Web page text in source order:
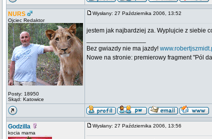
NURS
Ojciec Redaktor
Posty: 18950
Skąd: Katowice
Wysłany: 27 Października 2006, 13:52
jestem jak najbardziej za. Wyplujcie z siebie
Bez gwiazdy nie ma jazdy!
Nowe na stronie: premierowy fragment "Pól
Godzilla
kocia mama
Wysłany: 27 Października 2006, 13:56